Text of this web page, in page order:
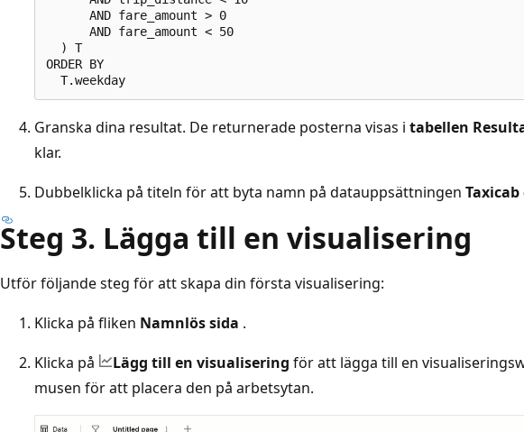
      AND fare_amount > 0
      AND fare_amount < 50
  ) T
ORDER BY
Granska dina resultat. De returnerade posterna visas i tabellen
klar.
Dubbelklicka på titeln för att byta namn på datauppsättningen
Steg 3. Lägga till en visualisering
Utför följande steg för att skapa din första visualisering:
Klicka på fliken Namnlös sida .
Klicka på
Lägg till en visualisering för att lägga till en
musen för att placera den på arbetsytan.